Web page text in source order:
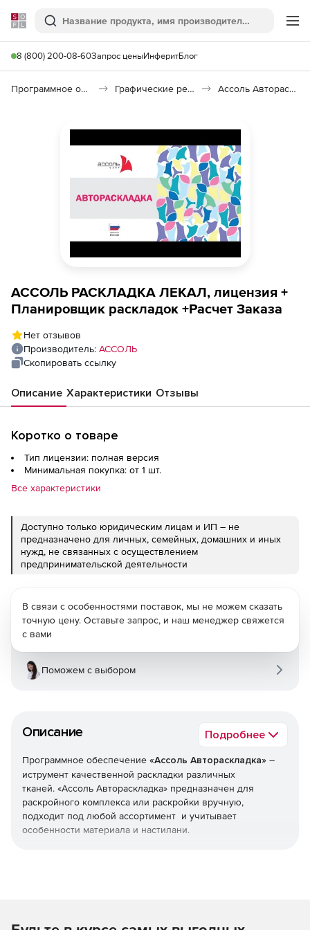
Softline
Поиск
8 (800) 200-08-60Запрос ценыИнферитБлог
Программное обеспечение для графики и дизайна Графические редакторы Ассоль Автораскладка
АССОЛЬ РАСКЛАДКА ЛЕКАЛ, лицензия +
Планировщик раскладок +Расчет Заказа
Нет отзывов
Производитель: АССОЛЬ
Скопировать ссылку
Описание Характеристики Отзывы
Коротко о товаре
Тип лицензии: полная версия
Минимальная покупка: от 1 шт.
Все характеристики
Доступно только юридическим лицам и ИП – не
предназначено для личных, семейных, домашних и иных
нужд, не связанных с осуществлением
предпринимательской деятельности
Описание Подробнее
Программное обеспечение «Ассоль Автораскладка» –
иструмент качественной раскладки различных
тканей. «Ассоль Автораскладка» предназначен для
раскройного комплекса или раскройки вручную,
подходит под любой ассортимент и учитывает
особенности материала и настилани.
или добавлять окантовку некоторым деталям. Программа
В связи с особенностями поставок, мы не можем сказать
точную цену. Оставьте запрос, и наш менеджер свяжется
с вами
Поможем с выбором